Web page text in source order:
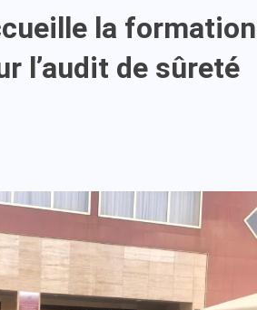
la formation
l’audit de sûreté